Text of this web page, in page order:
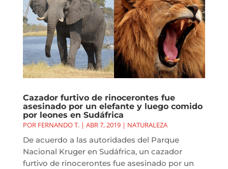
Cazador furtivo de rinocerontes fue
asesinado por un elefante y luego comido
por leones en Sudáfrica
POR FERNANDO T.| ABR 7, 2019| NATURALEZA
De acuerdo a las autoridades del Parque
Nacional Kruger en Sudáfrica, un cazador
furtivo de rinocerontes fue asesinado por un